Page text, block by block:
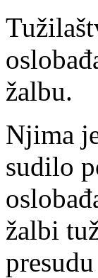
žalbu.
Njima
sudilo
žalbi